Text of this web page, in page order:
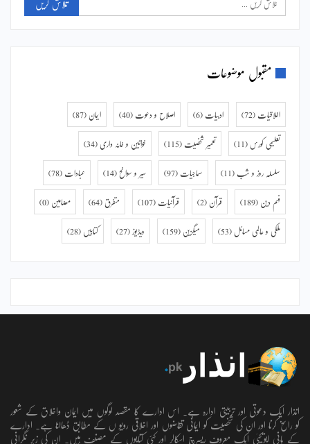
مقبول موضوعات
اخلاقیات (72) ادبیات (6) اصلاح و دعوت (40) ایمان (87)
تعلیمی کورس (11) تعمیر شخصیت (115) خواتین و خانہ داری (34)
سلسلہ روز و شب (11) سماجیات (97) سیر و سوانح (14) عبادات (78)
فہم دین (189) قرآن (2) قرآنیات (107) متفرق (64) مضامین (0)
ملکی و عالمی مسائل (53) میگزین (159) ویڈیوز (27) کتابیں (28)
انذار ایک دعوتی اور تربیتی ادارہ ہے۔ اس ادارے کا مقصد لوگوں میں ایمان واخلاق کے شعور
کو راسخ کرنا اور ان کی شخصیت کو ایمانی تقاضوں اور اخلاقی رویو ں کے مطابق ڈھالنا ہے۔ ادارے
کے بانی ابویحییٰ ایک معروف ریسرچ اسکالر اور کئی کتابوں کے مصنف ہیں۔ ان کی زیر نگرانی